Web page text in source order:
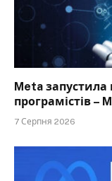
Meta запустила
програмістів –
7 Серпня 2026